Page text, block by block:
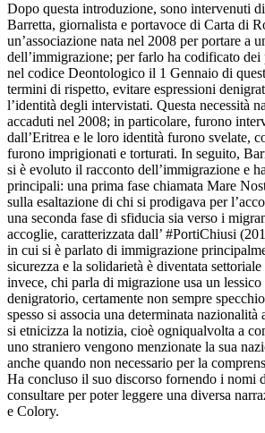
Dopo questa introduzione, sono intervenuti
Barretta, giornalista e portavoce di Carta di
un’associazione nata nel 2008 per portare a
dell’immigrazione; per farlo ha codificato
nel codice Deontologico il 1 Gennaio di
termini di rispetto, evitare espressioni
l’identità degli intervistati. Questa necessità
accaduti nel 2008; in particolare, furono
dall’Eritrea e le loro identità furono svelate,
furono imprigionati e torturati. In seguito,
si è evoluto il racconto dell’immigrazione e
principali: una prima fase chiamata Mare
sulla esaltazione di chi si prodigava per
una seconda fase di sfiducia sia verso i
accoglie, caratterizzata dall’ #PortiChiusi
in cui si è parlato di immigrazione
sicurezza e la solidarietà è diventata
invece, chi parla di migrazione usa un
denigratorio, certamente non sempre
spesso si associa una determinata
si etnicizza la notizia, cioè ogniqualvolta a
uno straniero vengono menzionate la sua
anche quando non necessario per la
Ha concluso il suo discorso fornendo i nomi
consultare per poter leggere una diversa
e Colory.